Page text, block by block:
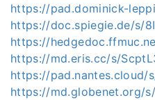
https://pad.dominick-
https://doc.spiegie.de/s/
https://
https://md.eris.cc/s/
https://pad.nantes.cloud/
https://md.globenet.org/s/